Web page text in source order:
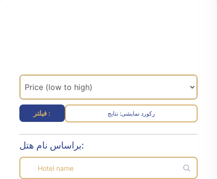
فیلتر : نتایج :رکورد نمایشی
براساس نام هتل: